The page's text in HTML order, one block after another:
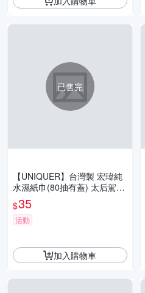
已售完
【UNIQUER】台灣製 宏瑋純
水濕紙巾(80抽有蓋) 太后駕到
純水濕巾 嬰兒濕紙巾 寶寶適
用 潔膚濕巾
$35
活動
加入購物車